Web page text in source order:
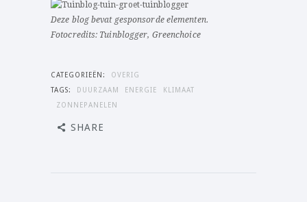
Deze blog bevat gesponsorde elementen.
Fotocredits: Tuinblogger, Greenchoice
CATEGORIEËN:
OVERIG
TAGS:
DUURZAAM ENERGIE
KLIMAAT
ZONNEPANELEN
SHARE